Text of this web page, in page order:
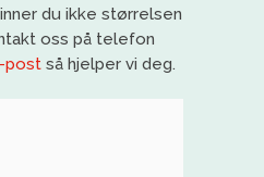
du ikke størrelsen
oss på telefon
post så hjelper vi deg.